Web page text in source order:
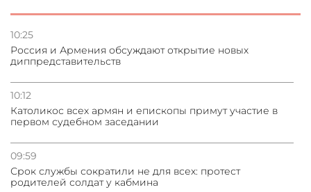
10:25
Россия и Армения обсуждают открытие новых
диппредставительств
10:12
Католикос всех армян и епископы примут участие в
первом судебном заседании
09:59
Срок службы сократили не для всех: протест
родителей солдат у кабмина
Сотрудничество и очереди – детали визита главы
31.07.2026
31.07.2026
условии прекращения огня